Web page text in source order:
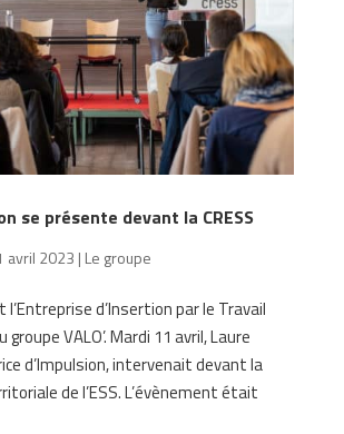
se présente devant la CRESS
avril 2023 | Le groupe
l’Entreprise d’Insertion par le Travail
VALO’. Mardi 11 avril, Laure
d’Impulsion, intervenait devant la
de l’ESS. L’évènement était